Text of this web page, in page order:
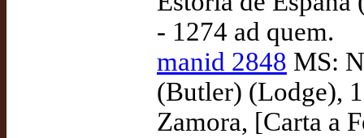
- 1274 ad quem.
manid 2848 MS:
(Butler) (Lodge),
Zamora, [Carta a